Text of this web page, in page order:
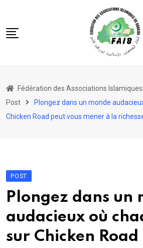
content
FAIB
Actualités
Fédération des Associations
Post
Plongez dans un monde
Chicken Road peut vous mener à la
POST
Plongez dans un
audacieux où
sur Chicken